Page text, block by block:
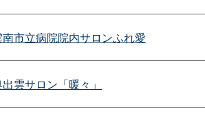
南市立病院院内サロンふれ愛
雲サロン「暖々」